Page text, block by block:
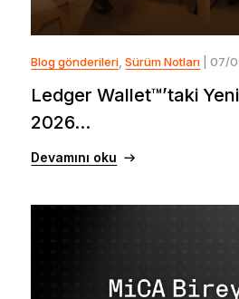
Blog gönderileri ,Sürüm Notları | 07/
Ledger Wallet™’taki
2026...
Devamını oku